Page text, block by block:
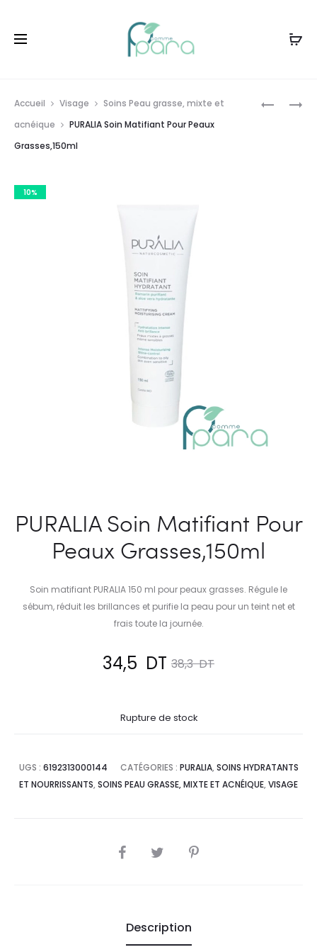
PURALIA
Accueil Visage
Soins Peau grasse, mixte et
acnéique
PURALIA Soin Matifiant Pour Peaux
Grasses,150ml
10%
PURALIA Soin Matifiant Pour
Peaux Grasses,150ml
Soin matifiant PURALIA 150 ml pour peaux grasses. Régule le
sébum, réduit les brillances et purifie la peau pour un teint net et
frais toute la journée.
38,3DT
Le
initial
était :
34,5 DT
est :
Rupture de stock
UGS : 6192313000144 CATÉGORIES : PURALIA, SOINS HYDRATANTS
ET NOURRISSANTS, SOINS PEAU GRASSE, MIXTE ET ACNÉIQUE, VISAGE
SHARE
Description